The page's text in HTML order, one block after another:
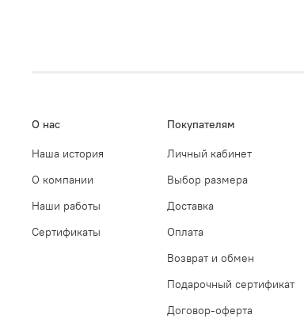
О нас
Наша история
О компании
Наши работы
Сертификаты
Покупателям
Личный кабинет
Выбор размера
Доставка
Оплата
Возврат и обмен
Подарочный сертификат
Договор-оферта